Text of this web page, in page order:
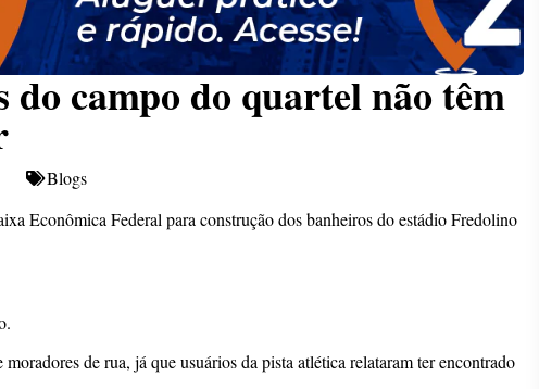
do campo do quartel não têm
Blogs
Econômica Federal para construção dos banheiros do estádio Fredolino
de rua, já que usuários da pista atlética relataram ter encontrado